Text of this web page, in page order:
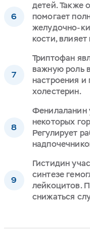
детей. Также
помогает
желудочно-
кости,
Триптофан
важную роль
настроения
холестерин.
Фенилаланин
некоторых
Регулирует
Гистидин
синтезе
лейкоцитов.
снижаться